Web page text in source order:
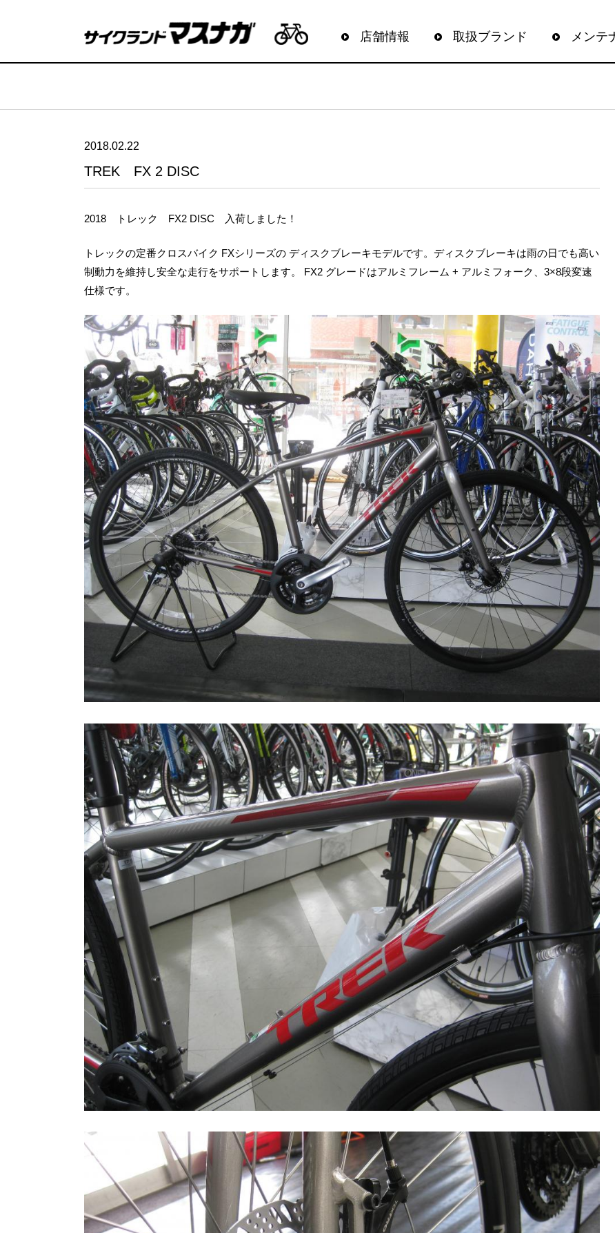
店舗情報 取扱ブランド メンテ
2018.02.22
TREK FX 2 DISC
2018 トレック FX2 DISC 入荷しました！
トレックの定番クロスバイク FXシリーズの ディスクブレーキモデルです。ディスクブレーキは雨の日でも高い
制動力を維持し安全な走行をサポートします。 FX2 グレードはアルミフレーム + アルミフォーク、3×8段変速
仕様です。